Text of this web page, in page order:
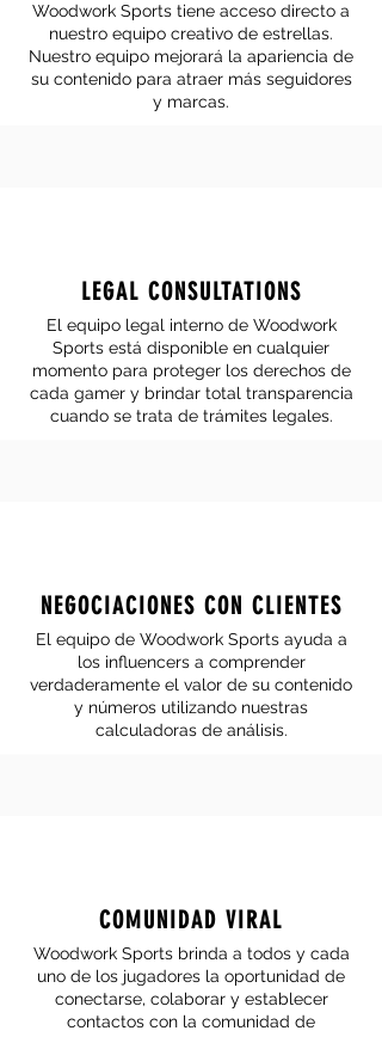
Woodwork Sports tiene acceso directo a
nuestro equipo creativo de estrellas.
Nuestro equipo mejorará la apariencia de
su contenido para atraer más seguidores
y marcas.
LEGAL CONSULTATIONS
El equipo legal interno de Woodwork
Sports está disponible en cualquier
momento para proteger los derechos de
cada gamer y brindar total transparencia
cuando se trata de trámites legales.
NEGOCIACIONES CON CLIENTES
El equipo de Woodwork Sports ayuda a
los influencers a comprender
verdaderamente el valor de su contenido
y números utilizando nuestras
calculadoras de análisis.
COMUNIDAD VIRAL
Woodwork Sports brinda a todos y cada
uno de los jugadores la oportunidad de
conectarse, colaborar y establecer
contactos con la comunidad de